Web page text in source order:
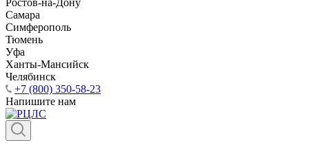
Ростов-на-Дону
Самара
Симферополь
Тюмень
Уфа
Ханты-Мансийск
Челябинск
+7 (800) 350-58-23
Напишите нам